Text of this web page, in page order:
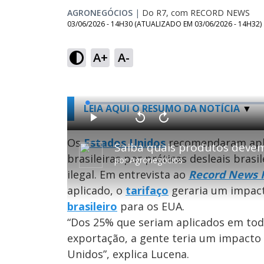
AGRONEGÓCIOS | Do R7, com RECORD NEWS
03/06/2026 - 14H30 (ATUALIZADO EM 03/06/2026 - 14H32)
A+ A-
LEIA AQUI O RESUMO DA NOTÍCIA
porAgronegócios
P
l
y
V
o
t
a
r
1
s
e
g
u
n
d
o
A
v
n
ç
a
r
1
0
s
g
u
n
d
s
L
o
a
d
e
:
0
.
6
7
%
OsEstados Unidosrecomendaram
brasileiras por práticas desleais
ilegal. Em entrevista aoRecord News
aplicado, otarifaçogeraria um
brasileiro para os EUA.
“Dos 25% que seriam aplicados em
exportação, a gente teria um impacto
Unidos”, explica Lucena.